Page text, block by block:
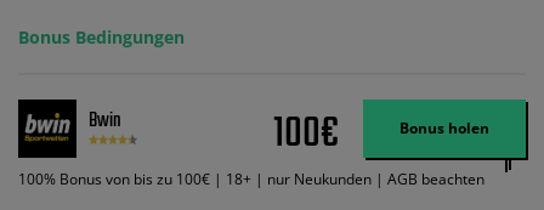
ein und wir geben Ihnen die entsprechende qualifizierende Einzahlung in
Wett-Credits, wenn Sie qualifizierende Wetten im gleichen Wert platzieren
Wett-Credits aus. Es gelten die AGB, Zeitlimits und Ausnahmen. Der Bonus-
Code VIPANGEBOT kann während der Anmeldung benutzt werden, jedoch
ändert dies den Angebotsbetrag in keinster Weise.
Bonus Bedingungen
Bwin 100€ Bonus holen
100% Bonus von bis zu 100€ | 18+ | nur Neukunden | AGB beachten